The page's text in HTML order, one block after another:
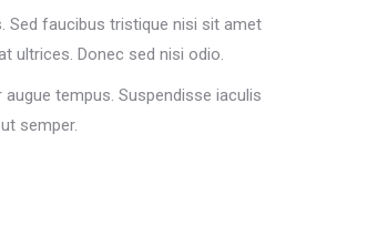
Sed faucibus tristique nisi sit amet
ultrices. Donec sed nisi odio.
tempus. Suspendisse iaculis
semper.